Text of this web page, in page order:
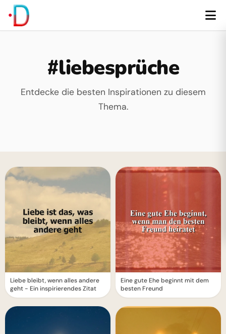
#liebesprüche
Entdecke die besten Inspirationen zu diesem
Thema.
Liebe bleibt, wenn alles andere
geht - Ein inspirierendes Zitat
Eine gute Ehe beginnt mit dem
besten Freund